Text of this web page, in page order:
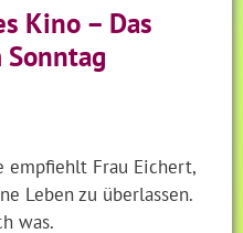
Kino – Das
Frau Eichert,
Leben zu überlassen.
was.